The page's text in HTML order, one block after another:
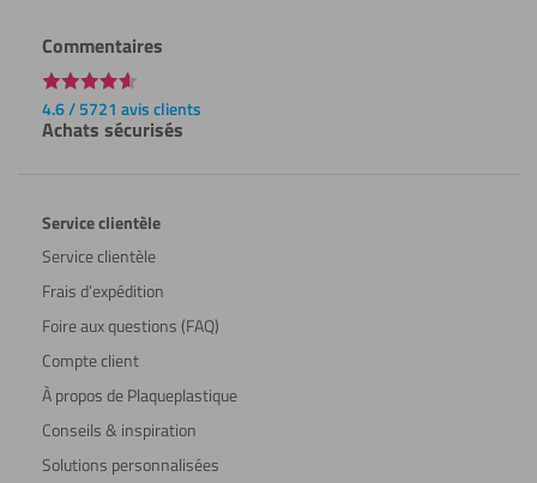
Commentaires
4.6 / 5721 avis clients
Achats sécurisés
Service clientèle
Service clientèle
Frais d’expédition
Foire aux questions (FAQ)
Compte client
À propos de Plaqueplastique
Conseils & inspiration
Solutions personnalisées